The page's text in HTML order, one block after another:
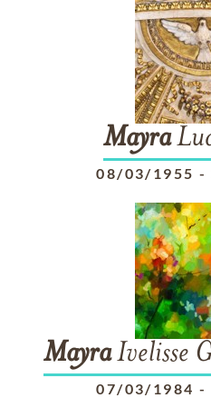
Mayra
08/03/1955 -
MayraIvelisse
07/03/1984 -